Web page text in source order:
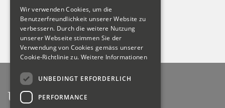
Zurück
Unternehmen
Wir verwenden Cookies, um die
Benutzerfreundlichkeit unserer Website zu
verbessern. Durch die weitere Nutzung
unserer Webseite stimmen Sie der
Verwendung von Cookies gemäss unserer
Cookie-Richtlinie zu. Weitere Informationen
UNBEDINGT ERFORDERLICH
PERFORMANCE